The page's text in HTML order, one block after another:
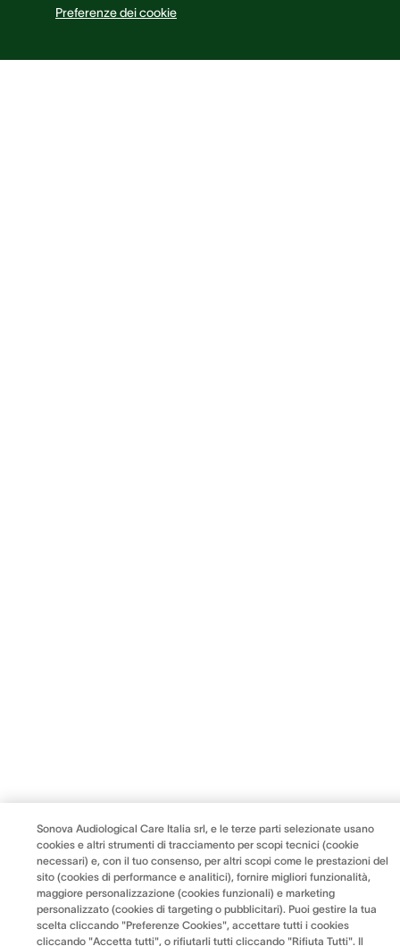
Preferenze dei cookie
Sonova Audiological Care Italia srl, e le terze parti selezionate usano
cookies e altri strumenti di tracciamento per scopi tecnici (cookie
necessari) e, con il tuo consenso, per altri scopi come le prestazioni del
sito (cookies di performance e analitici), fornire migliori funzionalità,
maggiore personalizzazione (cookies funzionali) e marketing
personalizzato (cookies di targeting o pubblicitari). Puoi gestire la tua
scelta cliccando "Preferenze Cookies", accettare tutti i cookies
cliccando "Accetta tutti", o rifiutarli tutti cliccando "Rifiuta Tutti". Il